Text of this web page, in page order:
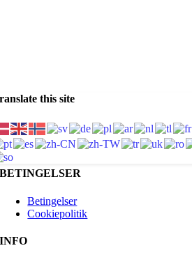
this site
BETINGELSER
Betingelser
Cookiepolitik
INFO